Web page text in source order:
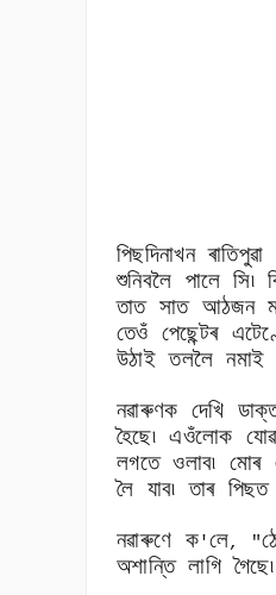
পিছদিনাখন
শুনিবলৈ পালে সি৷
তাত সাত আঠজন
তেওঁ পেছেন্টৰ
উঠাই তললৈ নমাই
নৱাৰুণক দেখি
হৈছে৷ এওঁলোক
লগতে ওলাব৷ মোৰ
লৈ যাব৷ তাৰ
নৱাৰুণে ক'লে, "
অশান্তি লাগি